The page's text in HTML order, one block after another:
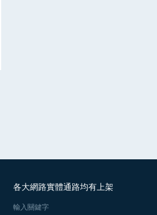
各大網路實體通路均有上架
輸入關鍵字